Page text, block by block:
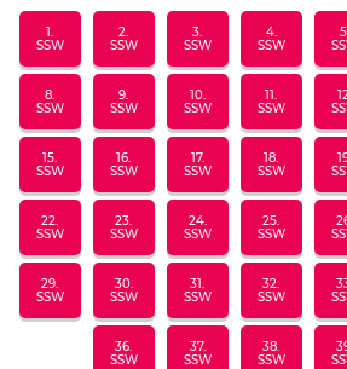
1.
SSW
2.
SSW
3.
SSW
4.
SSW
8.
SSW
9.
SSW
10.
SSW
11.
SSW
15.
SSW
16.
SSW
17.
SSW
18.
SSW
22.
SSW
23.
SSW
24.
SSW
25.
SSW
29.
SSW
30.
SSW
31.
SSW
32.
SSW
36.
SSW
37.
SSW
38.
SSW